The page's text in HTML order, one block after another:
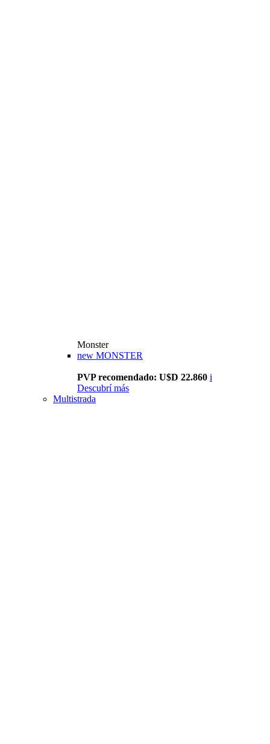
Monster
new MONSTER
PVP recomendado: U$D 22.860 i
Descubrí más
Multistrada